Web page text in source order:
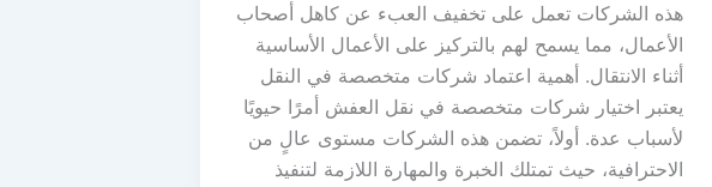
هذه الشركات تعمل على تخفيف العبء عن كاهل أصحاب
الأعمال، مما يسمح لهم بالتركيز على الأعمال الأساسية
أثناء الانتقال. أهمية اعتماد شركات متخصصة في النقل
يعتبر اختيار شركات متخصصة في نقل العفش أمرًا حيويًا
لأسباب عدة. أولاً، تضمن هذه الشركات مستوى عالٍ من
الاحترافية، حيث تمتلك الخبرة والمهارة اللازمة لتنفيذ